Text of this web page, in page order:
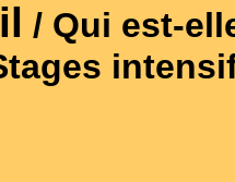
/ Qui est-